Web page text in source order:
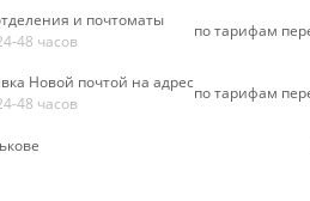
и почтоматы
48 часов
по тарифам
Новой почтой на адрес
48 часов
по тарифам